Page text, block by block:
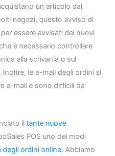
un articolo dal
negozi, questo avviso di
essere avvisati dei nuovi
è necessario controllare
alla scrivania o sul
le e-mail degli ordini si
e-mail e sono difficili da
il tante nuove
POS uno dei modi
degli ordini online. Abbiamo